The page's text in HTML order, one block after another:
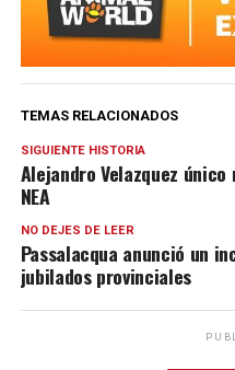
TEMAS RELACIONADOS
SIGUIENTE HISTORIA
Alejandro Velazquez
NEA
NO DEJES DE LEER
Passalacqua anunció un
jubilados provinciales